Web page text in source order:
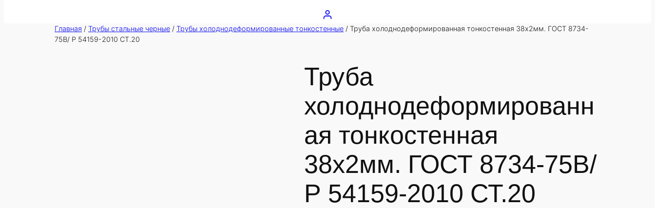
Главная / Трубы стальные черные / Трубы холоднодеформированные тонкостенные / Труба холоднодеформированная тонкостенная 38х2мм. ГОСТ 8734-
75В/ Р 54159-2010 СТ.20
Труба
холоднодеформированн
ая тонкостенная
38х2мм. ГОСТ 8734-75В/
Р 54159-2010 СТ.20